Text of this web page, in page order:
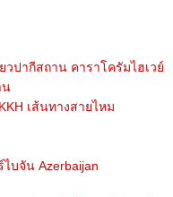
ปากีสถาน คาราโครัมไฮเวย์
น
เส้นทางสายไหม
บจัน Azerbaijan